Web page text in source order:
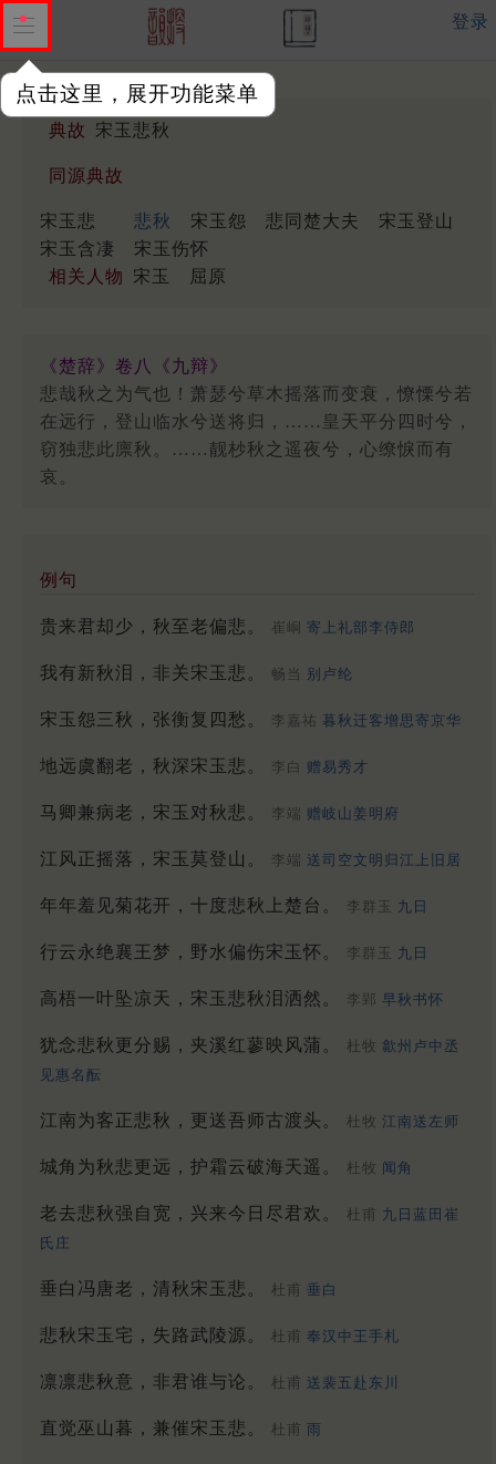
点击这里，展开功能菜单
登录
典故 宋玉悲秋
同源典故
宋玉悲 悲秋 宋玉怨 悲同楚大夫
宋玉登山
宋玉含凄
宋玉伤怀
相关人物
宋玉 屈原
《楚辞》卷八《九辩》
悲哉秋之为气也！萧瑟兮草木摇落而变衰，憭慄兮若
在远行，登山临水兮送将归，……皇天平分四时兮，
窃独悲此廪秋。……靓杪秋之遥夜兮，心缭悷而有
哀。
例句
贵来君却少，秋至老偏悲。 崔峒 寄上礼部李侍郎
我有新秋泪，非关宋玉悲。 畅当 别卢纶
宋玉怨三秋，张衡复四愁。 李嘉祐 暮秋迁客增思寄京华
地远虞翻老，秋深宋玉悲。 李白 赠易秀才
马卿兼病老，宋玉对秋悲。 李端 赠岐山姜明府
江风正摇落，宋玉莫登山。 李端 送司空文明归江上旧居
年年羞见菊花开，十度悲秋上楚台。 李群玉 九日
行云永绝襄王梦，野水偏伤宋玉怀。 李群玉 九日
高梧一叶坠凉天，宋玉悲秋泪洒然。 李郢 早秋书怀
犹念悲秋更分赐，夹溪红蓼映风蒲。 杜牧 歙州卢中丞
见惠名酝
江南为客正悲秋，更送吾师古渡头。 杜牧 江南送左师
城角为秋悲更远，护霜云破海天遥。 杜牧 闻角
老去悲秋强自宽，兴来今日尽君欢。 杜甫 九日蓝田崔
氏庄
垂白冯唐老，清秋宋玉悲。 杜甫 垂白
悲秋宋玉宅，失路武陵源。 杜甫 奉汉中王手札
凛凛悲秋意，非君谁与论。 杜甫 送裴五赴东川
直觉巫山暮，兼催宋玉悲。 杜甫 雨